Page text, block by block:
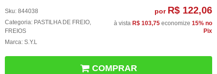
Sku: 844038
Categoria: PASTILHA DE FREIO,
FREIOS
Marca: S.Y.L
por R$ 122,06
à vista R$ 103,75 economize 15% no
Pix
COMPRAR